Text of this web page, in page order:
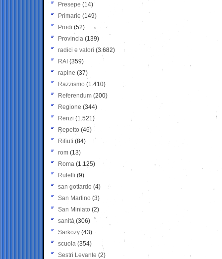
Presepe (14)
Primarie (149)
Prodi (52)
Provincia (139)
radici e valori (3.682)
RAI (359)
rapine (37)
Razzismo (1.410)
Referendum (200)
Regione (344)
Renzi (1.521)
Repetto (46)
Rifiuti (84)
rom (13)
Roma (1.125)
Rutelli (9)
san gottardo (4)
San Martino (3)
San Miniato (2)
sanità (306)
Sarkozy (43)
scuola (354)
Sestri Levante (2)